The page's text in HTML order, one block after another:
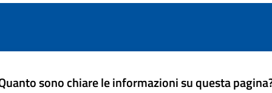
sono chiare le informazioni su questa